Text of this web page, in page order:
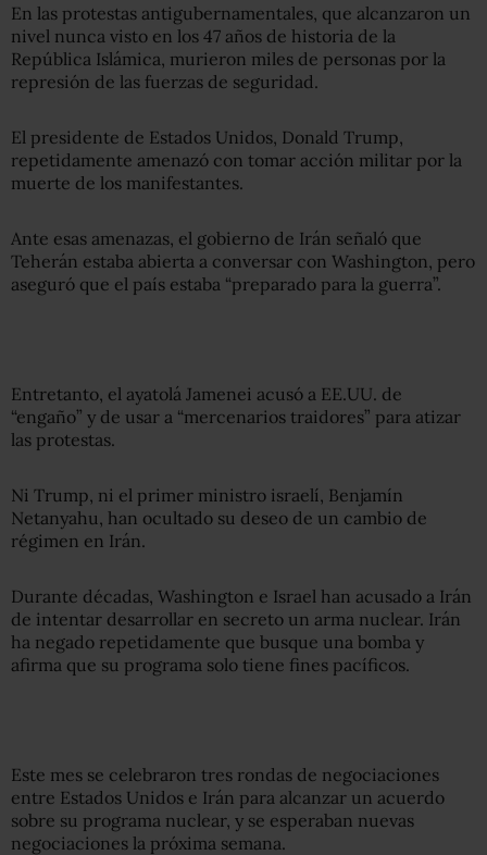
En las protestas antigubernamentales, que alcanzaron un
nivel nunca visto en los 47 años de historia de la
República Islámica, murieron miles de personas por la
represión de las fuerzas de seguridad.
El presidente de Estados Unidos, Donald Trump,
repetidamente amenazó con tomar acción militar por la
muerte de los manifestantes.
Ante esas amenazas, el gobierno de Irán señaló que
Teherán estaba abierta a conversar con Washington, pero
aseguró que el país estaba “preparado para la guerra”.
Entretanto, el ayatolá Jamenei acusó a EE.UU. de
“engaño” y de usar a “mercenarios traidores” para atizar
las protestas.
Ni Trump, ni el primer ministro israelí, Benjamín
Netanyahu, han ocultado su deseo de un cambio de
régimen en Irán.
Durante décadas, Washington e Israel han acusado a Irán
de intentar desarrollar en secreto un arma nuclear. Irán
ha negado repetidamente que busque una bomba y
afirma que su programa solo tiene fines pacíficos.
Este mes se celebraron tres rondas de negociaciones
entre Estados Unidos e Irán para alcanzar un acuerdo
sobre su programa nuclear, y se esperaban nuevas
negociaciones la próxima semana.